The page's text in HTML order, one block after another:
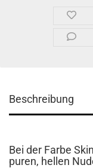
Beschreibung
Bei der Farbe
puren, hellen